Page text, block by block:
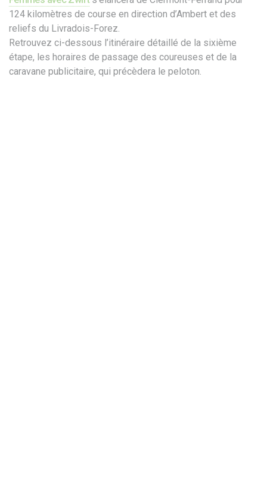
124 kilomètres de course en direction d’Ambert et des
reliefs du Livradois-Forez.
Retrouvez ci-dessous l’itinéraire détaillé de la sixième
étape, les horaires de passage des coureuses et de la
caravane publicitaire, qui précèdera le peloton.